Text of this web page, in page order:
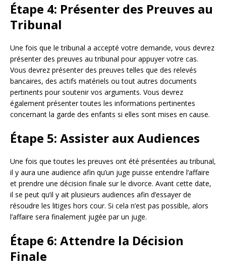
Étape 4: Présenter des Preuves au
Tribunal
Une fois que le tribunal a accepté votre demande, vous devrez
présenter des preuves au tribunal pour appuyer votre cas.
Vous devrez présenter des preuves telles que des relevés
bancaires, des actifs matériels ou tout autres documents
pertinents pour soutenir vos arguments. Vous devrez
également présenter toutes les informations pertinentes
concernant la garde des enfants si elles sont mises en cause.
Étape 5: Assister aux Audiences
Une fois que toutes les preuves ont été présentées au tribunal,
il y aura une audience afin qu’un juge puisse entendre l’affaire
et prendre une décision finale sur le divorce. Avant cette date,
il se peut qu’il y ait plusieurs audiences afin d’essayer de
résoudre les litiges hors cour. Si cela n’est pas possible, alors
l’affaire sera finalement jugée par un juge.
Étape 6: Attendre la Décision
Finale